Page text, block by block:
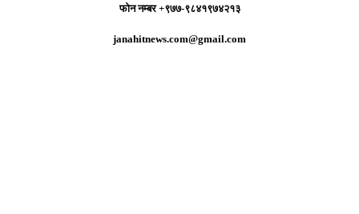
फोन नम्बर +९७७-९८४१९७४२१३
janahitnews.com@gmail.com